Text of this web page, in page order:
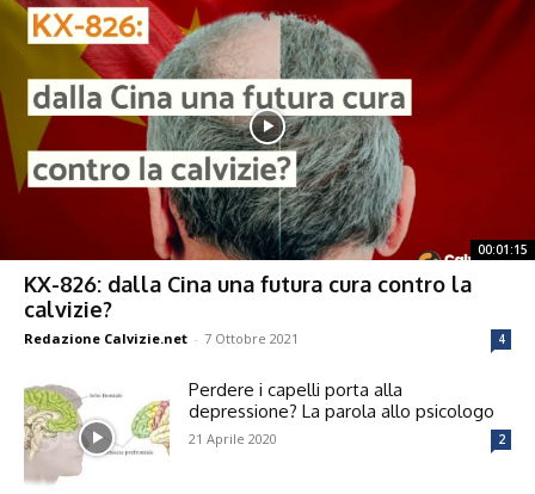
00:01:15
KX-826: dalla Cina una futura cura contro la
calvizie?
Redazione Calvizie.net - 7 Ottobre 2021 4
Perdere i capelli porta alla
depressione? La parola allo psicologo
21 Aprile 2020 2